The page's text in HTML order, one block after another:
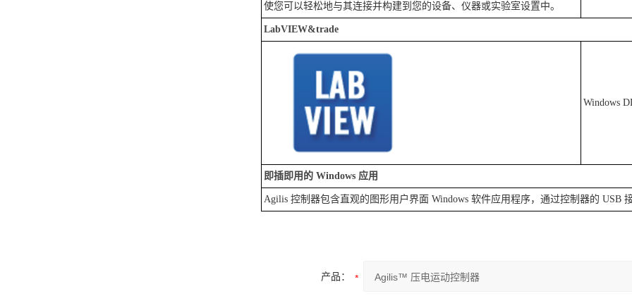
使您可以轻松地与其连接并构建到您的设备、仪器或实验室设置中。
LabVIEW&trade
Windows
即插即用的 Windows 应用
Agilis 控制器包含直观的图形用户界面 Windows 软件应用程序，通过控制器的 USB
产品：